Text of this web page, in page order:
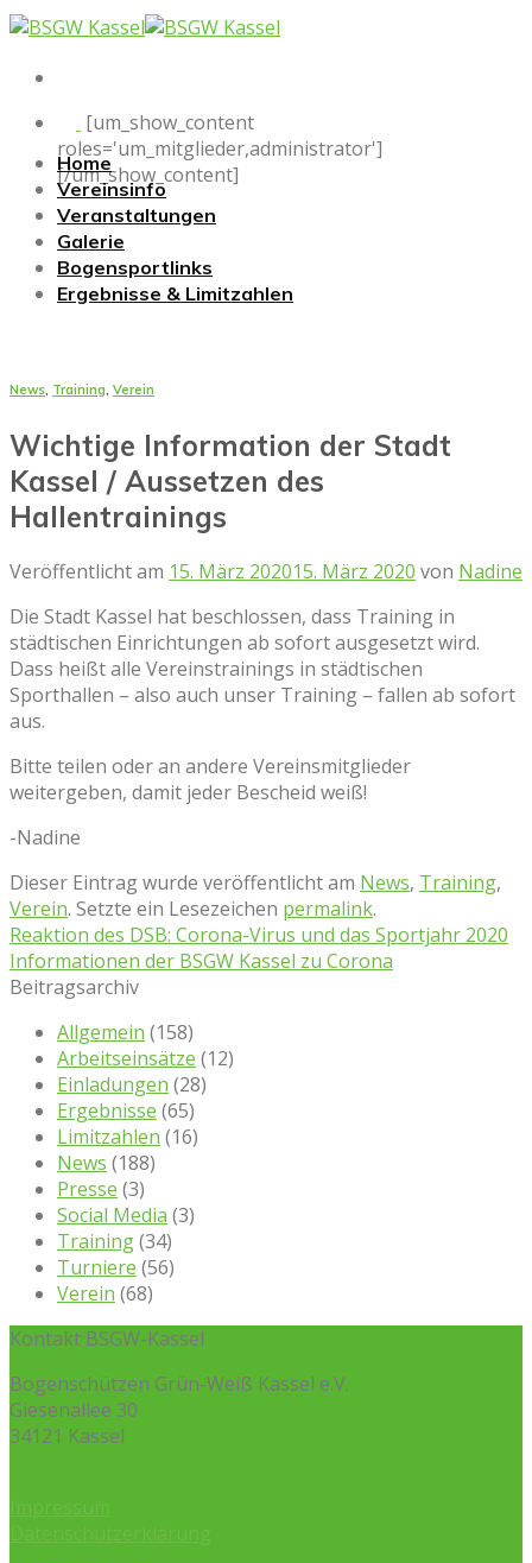
Skip
content
[um_show_content
roles='um_mitglieder,administrator']
[/um_show_content]
Home
Vereinsinfo
Veranstaltungen
Galerie
Bogensportlinks
Ergebnisse & Limitzahlen
News, Training, Verein
Wichtige Information der Stadt
Kassel / Aussetzen des
Hallentrainings
Veröffentlicht am 15. März 202015. März 2020 von Nadine
Die Stadt Kassel hat beschlossen, dass Training in
städtischen Einrichtungen ab sofort ausgesetzt wird.
Dass heißt alle Vereinstrainings in städtischen
Sporthallen – also auch unser Training – fallen ab sofort
aus.
Bitte teilen oder an andere Vereinsmitglieder
weitergeben, damit jeder Bescheid weiß!
-Nadine
Dieser Eintrag wurde veröffentlicht am News, Training,
Verein. Setzte ein Lesezeichen permalink.
Reaktion des DSB: Corona-Virus und das Sportjahr 2020
Informationen der BSGW Kassel zu Corona
Beitragsarchiv
Allgemein (158)
Arbeitseinsätze (12)
Einladungen (28)
Ergebnisse (65)
Limitzahlen (16)
News (188)
Presse (3)
Social Media (3)
Training(34)
Turniere (56)
Verein (68)
Kontakt BSGW-Kassel
Bogenschützen Grün-Weiß Kassel e.V.
Giesenallee 30
34121 Kassel
Impressum
Datenschutzerklärung